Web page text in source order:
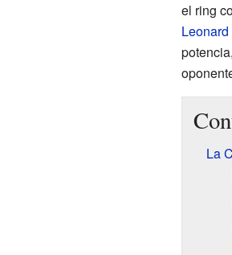
el ring
Leonard
La